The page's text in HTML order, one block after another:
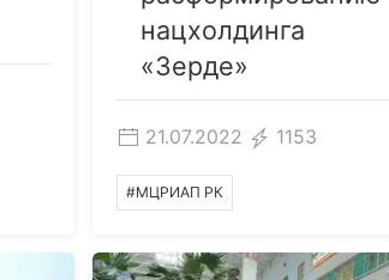
нацхолдинга
«Зерде»
21.07.2022 1153
#МЦРИАП РК